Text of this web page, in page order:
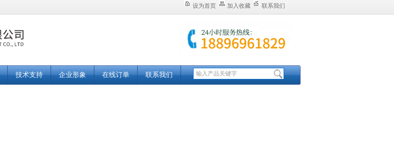
设为首页 加入收藏 联系我们
技术支持 企业形象 在线订单 联系我们